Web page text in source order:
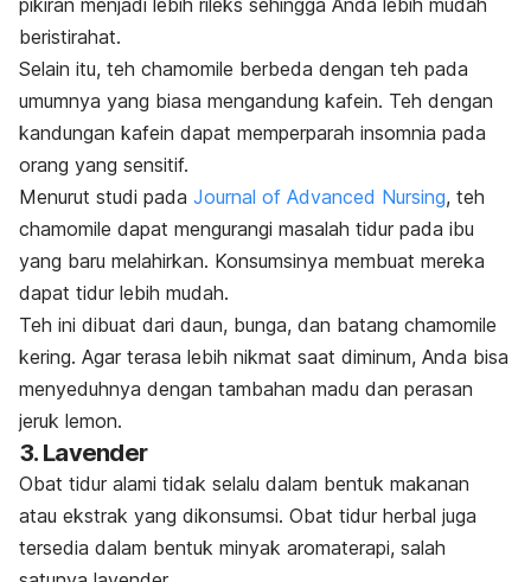
pikiran menjadi lebih rileks sehingga Anda lebih mudah
beristirahat.
Selain itu, teh chamomile berbeda dengan teh pada
umumnya yang biasa mengandung kafein. Teh dengan
kandungan kafein dapat memperparah insomnia pada
orang yang sensitif.
Menurut studi pada Journal of Advanced Nursing, teh
chamomile dapat mengurangi masalah tidur pada ibu
yang baru melahirkan. Konsumsinya membuat mereka
dapat tidur lebih mudah.
Teh ini dibuat dari daun, bunga, dan batang chamomile
kering. Agar terasa lebih nikmat saat diminum, Anda bisa
menyeduhnya dengan tambahan madu dan perasan
jeruk lemon.
3. Lavender
Obat tidur alami tidak selalu dalam bentuk makanan
atau ekstrak yang dikonsumsi. Obat tidur herbal juga
tersedia dalam bentuk minyak aromaterapi, salah